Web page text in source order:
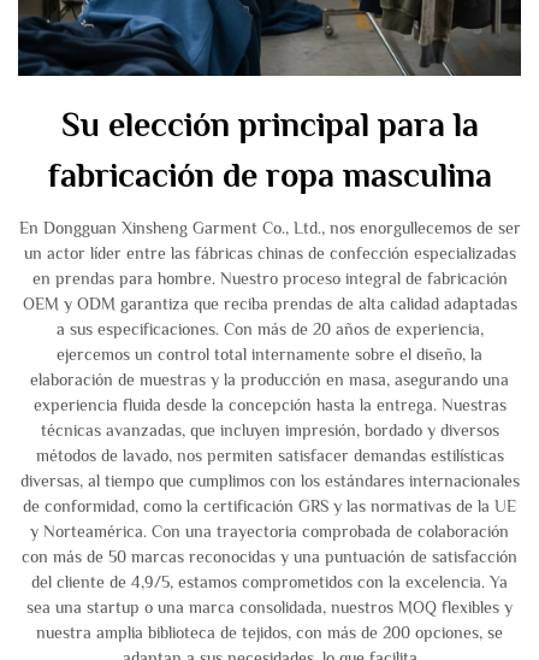
Su elección principal para la
fabricación de ropa masculina
En Dongguan Xinsheng Garment Co., Ltd., nos enorgullecemos de ser
un actor líder entre las fábricas chinas de confección especializadas
en prendas para hombre. Nuestro proceso integral de fabricación
OEM y ODM garantiza que reciba prendas de alta calidad adaptadas
a sus especificaciones. Con más de 20 años de experiencia,
ejercemos un control total internamente sobre el diseño, la
elaboración de muestras y la producción en masa, asegurando una
experiencia fluida desde la concepción hasta la entrega. Nuestras
técnicas avanzadas, que incluyen impresión, bordado y diversos
métodos de lavado, nos permiten satisfacer demandas estilísticas
diversas, al tiempo que cumplimos con los estándares internacionales
de conformidad, como la certificación GRS y las normativas de la UE
y Norteamérica. Con una trayectoria comprobada de colaboración
con más de 50 marcas reconocidas y una puntuación de satisfacción
del cliente de 4,9/5, estamos comprometidos con la excelencia. Ya
sea una startup o una marca consolidada, nuestros MOQ flexibles y
nuestra amplia biblioteca de tejidos, con más de 200 opciones, se